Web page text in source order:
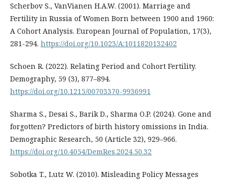
Scherbov S., VanVianen H.A.W. (2001). Marriage and
Fertility in Russia of Women Born between 1900 and 1960:
A Cohort Analysis. European Journal of Population, 17(3),
281-294. https://doi.org/10.1023/A:1011820132402
Schoen R. (2022). Relating Period and Cohort Fertility.
Demography, 59 (3), 877–894.
https://doi.org/10.1215/00703370-9936991
Sharma S., Desai S., Barik D., Sharma O.P. (2024). Gone and
forgotten? Predictors of birth history omissions in India.
Demographic Research, 50 (Article 32), 929–966.
https://doi.org/10.4054/DemRes.2024.50.32
Sobotka T., Lutz W. (2010). Misleading Policy Messages